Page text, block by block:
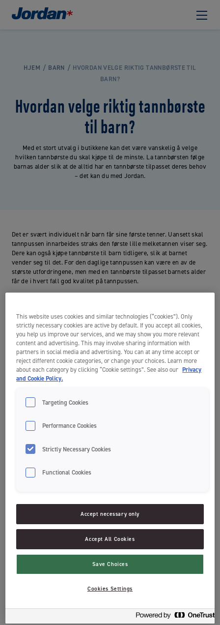
HJEM BARN
HVORDAN VELGE RIKTIG TANNBØRSTE TIL
BARN?
Hvordan velge riktig tannbørste
til barn?
Med et stort utvalg i butikkene kan det være vanskelig å velge
hvilken tannbørste du skal kjøpe til de minste. La tannbørsten følge
barnas alder slik at de alltid har en tannbørste tilpasset deres behov
– det kan du med Jordan.
Det er svært individuelt når barn får sine første tenner. Uansett skal
tannpussen innarbeides straks den første lille melketannen viser seg.
Dere kan også kjøpe tannbørste til barn tidligere, slik at barnet
vender seg til det. For den daglige tannpussen kan være en av de
største utfordringene, men med en tannbørste tilpasset barnets alder
får de i hvert fall god kvalitet på tannpussen.
Jordan Step 0-2 årer tilpasser de aller minste sitt behov. Med sine
sterke kontrastfarger, det lille hodet med supermyk bust og
ergonomisk utformet grep, blir tannpussen ikke bare effektiv, men
også stimulerende.
Tannbørsten har et farget området på busten som indikerer hvor mye
tannkrem du skal ta på. Den følger selvfølgelig Statens Helsetilsyns
denne barnetannbørsten et ”knudrete” felt på skaftet som trygt kan
tygges på. I tillegg har den en kort hals som forhindrer at børsten
føres for langt inn i munnen.
Jordan tannbørste 3-5 år
This website uses cookies and similar technologies (“cookies”). Only
strictly necessary cookies are active by default. If you accept all cookies,
you help us improve our services, and we may show you more relevant
content and advertising. This may involve sharing information with
partners in social media and advertising. You can at any time accept or
reject different cookie categories, or change your choices. Learn more
about each category by clicking “Cookie settings”. See also our Privacy
and Cookie Policy.
Targeting Cookies
Performance Cookies
Strictly Necessary Cookies
Functional Cookies
Accept necessary only
Accept All Cookies
Save Choices
Cookies Settings